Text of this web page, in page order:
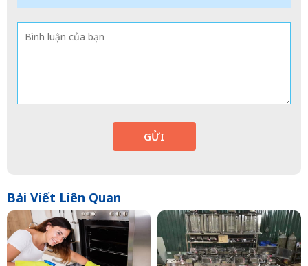
GỬI
Bài Viết Liên Quan